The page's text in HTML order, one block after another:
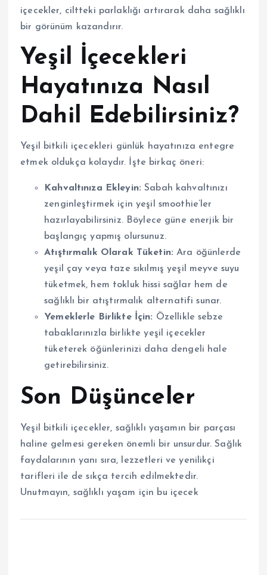
içecekler, ciltteki parlaklığı artırarak daha sağlıklı
bir görünüm kazandırır.
Yeşil İçecekleri
Hayatınıza Nasıl
Dahil Edebilirsiniz?
Yeşil bitkili içecekleri günlük hayatınıza entegre
etmek oldukça kolaydır. İşte birkaç öneri:
Kahvaltınıza Ekleyin: Sabah kahvaltınızı
zenginleştirmek için yeşil smoothie’ler
hazırlayabilirsiniz. Böylece güne enerjik bir
başlangıç yapmış olursunuz.
Atıştırmalık Olarak Tüketin: Ara öğünlerde
yeşil çay veya taze sıkılmış yeşil meyve suyu
tüketmek, hem tokluk hissi sağlar hem de
sağlıklı bir atıştırmalık alternatifi sunar.
Yemeklerle Birlikte İçin: Özellikle sebze
tabaklarınızla birlikte yeşil içecekler
tüketerek öğünlerinizi daha dengeli hale
getirebilirsiniz.
Son Düşünceler
Yeşil bitkili içecekler, sağlıklı yaşamın bir parçası
haline gelmesi gereken önemli bir unsurdur. Sağlık
faydalarının yanı sıra, lezzetleri ve yenilikçi
tarifleri ile de sıkça tercih edilmektedir.
Unutmayın, sağlıklı yaşam için bu içecek